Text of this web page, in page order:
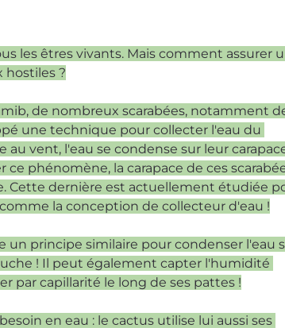
les êtres vivants. Mais comment assurer
hostiles ?
de nombreux scarabées, notamment
une technique pour collecter l'eau du
vent, l'eau se condense sur leur
phénomène, la carapace de ces
Cette dernière est actuellement étudiée
la conception de collecteur d'eau !
un principe similaire pour condenser l'eau
! Il peut également capter l'humidité
par capillarité le long de ses pattes !
en eau : le cactus utilise lui aussi ses